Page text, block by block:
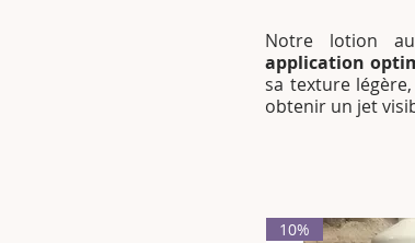
​Notre lotion
application
sa texture
obtenir un jet
10%